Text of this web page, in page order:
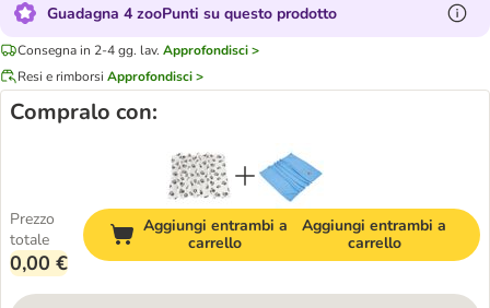
Guadagna 4 zooPunti su questo prodotto
Consegna in 2-4 gg. lav. Approfondisci >
Resi e rimborsi Approfondisci >
Compralo con:
Prezzo
totale
0,00 €
Aggiungi entrambi a
carrello
Aggiungi entrambi a
carrello